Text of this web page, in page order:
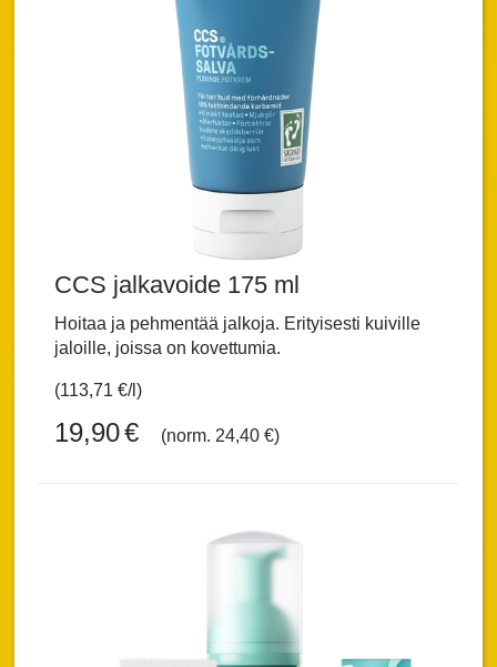
CCS jalkavoide 175 ml
Hoitaa ja pehmentää jalkoja. Erityisesti kuiville
jaloille, joissa on kovettumia.
(113,71 €/l)
19,90€ (norm. 24,40 €)